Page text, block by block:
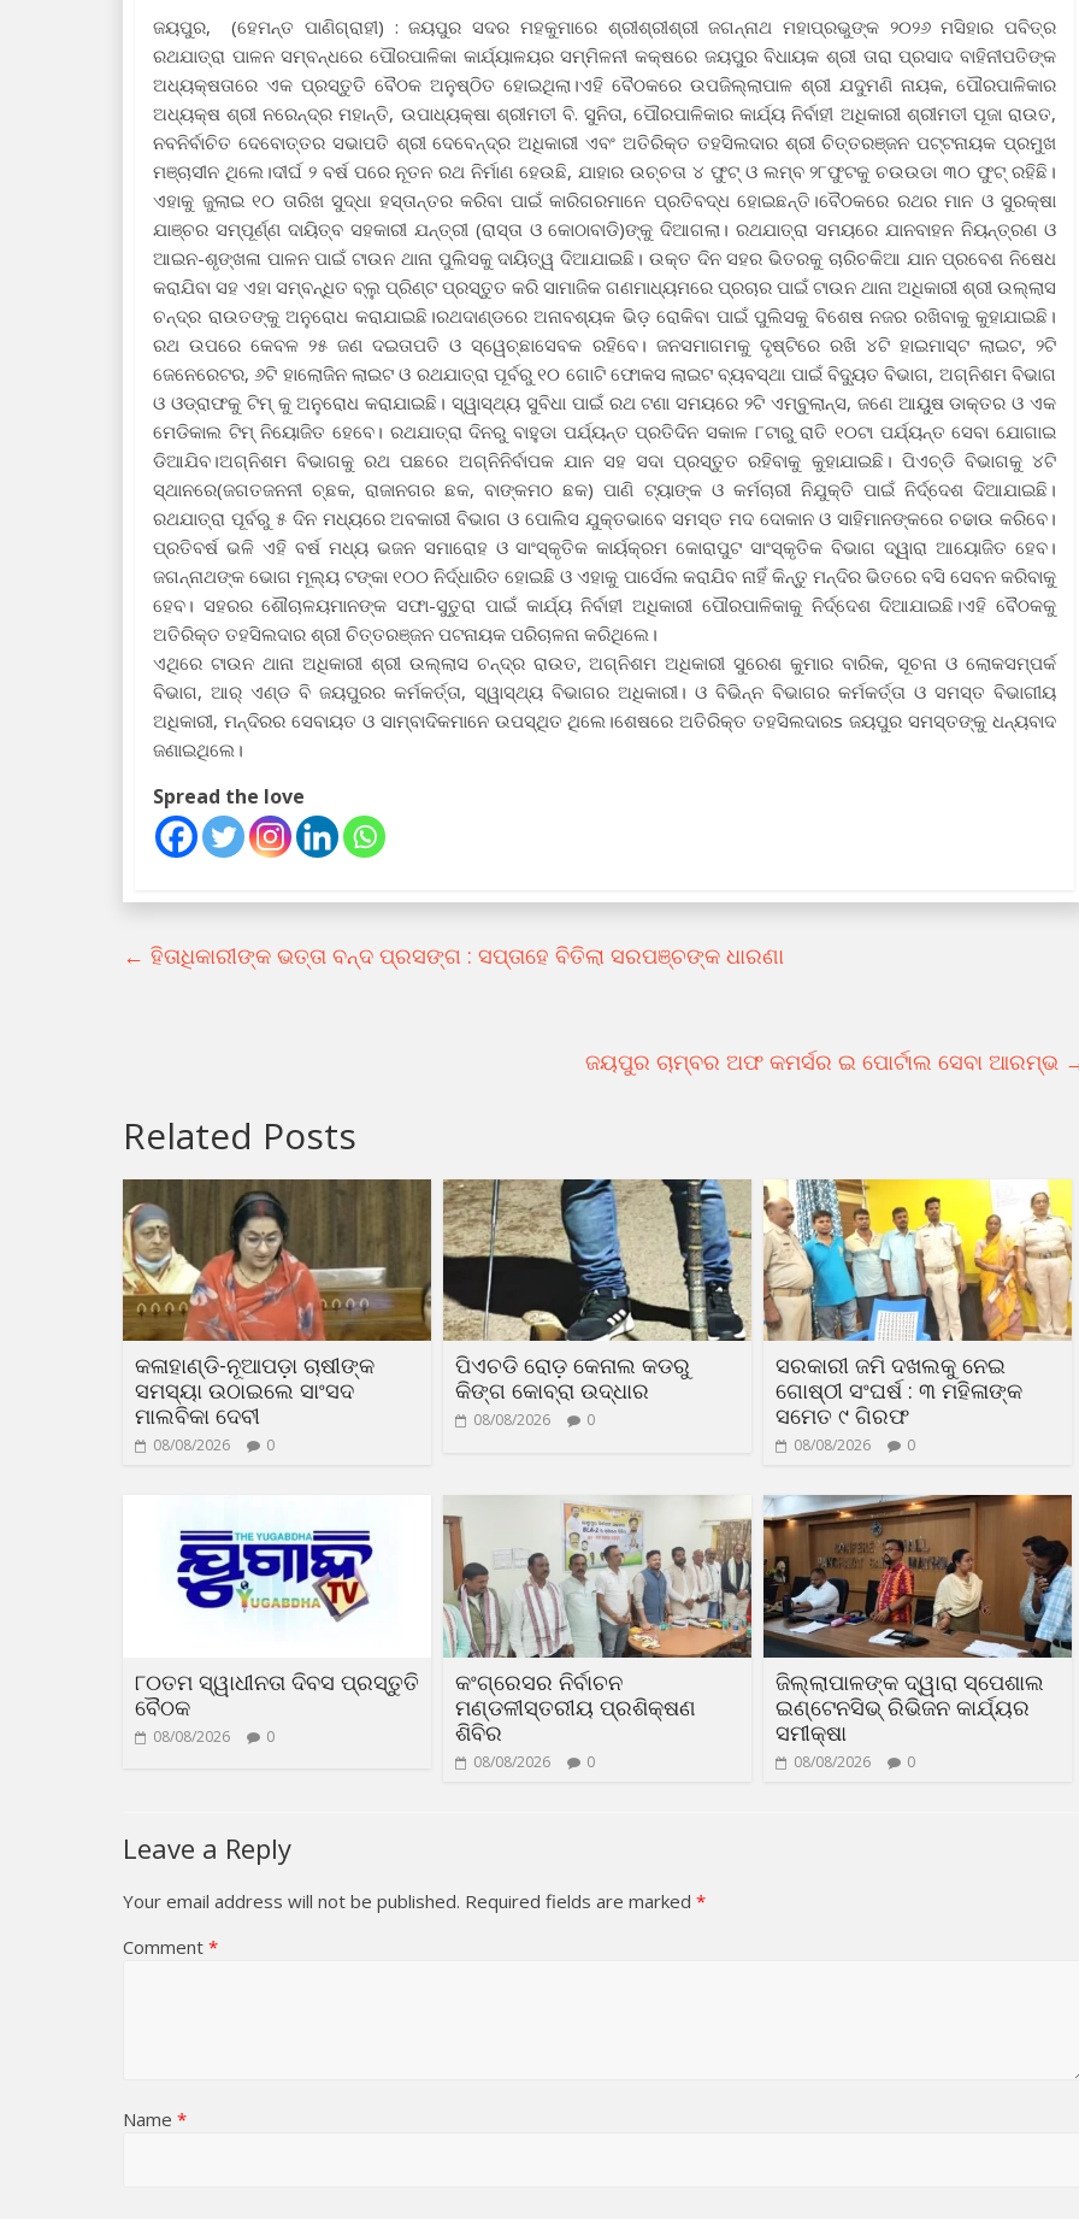
ଜୟପୁର, (ହେମନ୍ତ ପାଣିଗ୍ରାହୀ) : ଜୟପୁର ସଦର ମହକୁମାରେ ଶ୍ରୀଶ୍ରୀଶ୍ରୀ ଜଗନ୍ନାଥ ମହାପ୍ରଭୁଙ୍କ ୨୦୨୬ ମସିହାର ପବିତ୍ର
ରଥଯାତ୍ରା ପାଳନ ସମ୍ବନ୍ଧରେ ପୌରପାଳିକା କାର୍ଯ୍ୟାଳୟର ସମ୍ମିଳନୀ କକ୍ଷରେ ଜୟପୁର ବିଧାୟକ ଶ୍ରୀ ତାରା ପ୍ରସାଦ ବାହିନୀପତିଙ୍କ
ଅଧ୍ୟକ୍ଷତାରେ ଏକ ପ୍ରସ୍ତୁତି ବୈଠକ ଅନୁଷ୍ଠିତ ହୋଇଥିଲା।ଏହି ବୈଠକରେ ଉପଜିଲ୍ଲାପାଳ ଶ୍ରୀ ଯଦୁମଣି ନାୟକ, ପୌରପାଳିକାର
ଅଧ୍ୟକ୍ଷ ଶ୍ରୀ ନରେନ୍ଦ୍ର ମହାନ୍ତି, ଉପାଧ୍ୟକ୍ଷା ଶ୍ରୀମତୀ ବି. ସୁନିତା, ପୌରପାଳିକାର କାର୍ଯ୍ୟ ନିର୍ବାହୀ ଅଧିକାରୀ ଶ୍ରୀମତୀ ପୂଜା ରାଉତ,
ନବନିର୍ବାଚିତ ଦେବୋତ୍ତର ସଭାପତି ଶ୍ରୀ ଦେବେନ୍ଦ୍ର ଅଧିକାରୀ ଏବଂ ଅତିରିକ୍ତ ତହସିଲଦାର ଶ୍ରୀ ଚିତ୍ତରଞ୍ଜନ ପଟ୍ଟନାୟକ ପ୍ରମୁଖ
ମଞ୍ଚାସୀନ ଥିଲେ।ଦୀର୍ଘ ୨ ବର୍ଷ ପରେ ନୂତନ ରଥ ନିର୍ମାଣ ହେଉଛି, ଯାହାର ଉଚ୍ଚତା ୪ ଫୁଟ୍ ଓ ଲମ୍ବ ୨୮ଫୁଟକୁ ଚଉଉଡା ୩୦ ଫୁଟ୍ ରହିଛି।
ଏହାକୁ ଜୁଲାଇ ୧୦ ତାରିଖ ସୁଦ୍ଧା ହସ୍ତାନ୍ତର କରିବା ପାଇଁ କାରିଗରମାନେ ପ୍ରତିବଦ୍ଧ ହୋଇଛନ୍ତି।ବୈଠକରେ ରଥର ମାନ ଓ ସୁରକ୍ଷା
ଯାଞ୍ଚର ସମ୍ପୂର୍ଣ୍ଣ ଦାୟିତ୍ବ ସହକାରୀ ଯନ୍ତ୍ରୀ (ରାସ୍ତା ଓ କୋଠାବାଡି)ଙ୍କୁ ଦିଆଗଲା। ରଥଯାତ୍ରା ସମୟରେ ଯାନବାହନ ନିୟନ୍ତ୍ରଣ ଓ
ଆଇନ-ଶୃଙ୍ଖଳା ପାଳନ ପାଇଁ ଟାଉନ ଥାନା ପୁଲିସକୁ ଦାୟିତ୍ୱ ଦିଆଯାଇଛି। ଉକ୍ତ ଦିନ ସହର ଭିତରକୁ ଚାରିଚକିଆ ଯାନ ପ୍ରବେଶ ନିଷେଧ
କରାଯିବା ସହ ଏହା ସମ୍ବନ୍ଧିତ ବ୍ଲୁ ପ୍ରିଣ୍ଟ ପ୍ରସ୍ତୁତ କରି ସାମାଜିକ ଗଣମାଧ୍ୟମରେ ପ୍ରଚାର ପାଇଁ ଟାଉନ ଥାନା ଅଧିକାରୀ ଶ୍ରୀ ଉଲ୍ଲାସ
ଚନ୍ଦ୍ର ରାଉତଙ୍କୁ ଅନୁରୋଧ କରାଯାଇଛି।ରଥଦାଣ୍ଡରେ ଅନାବଶ୍ୟକ ଭିଡ଼ ରୋକିବା ପାଇଁ ପୁଲିସକୁ ବିଶେଷ ନଜର ରଖିବାକୁ କୁହାଯାଇଛି।
ରଥ ଉପରେ କେବଳ ୨୫ ଜଣ ଦଇତାପତି ଓ ସ୍ୱେଚ୍ଛାସେବକ ରହିବେ। ଜନସମାଗମକୁ ଦୃଷ୍ଟିରେ ରଖି ୪ଟି ହାଇମାସ୍ଟ ଲାଇଟ, ୨ଟି
ଜେନେରେଟର, ୬ଟି ହାଲୋଜିନ ଲାଇଟ ଓ ରଥଯାତ୍ରା ପୂର୍ବରୁ ୧୦ ଗୋଟି ଫୋକସ ଲାଇଟ ବ୍ୟବସ୍ଥା ପାଇଁ ବିଦ୍ୟୁତ ବିଭାଗ, ଅଗ୍ନିଶମ ବିଭାଗ
ଓ ଓଡ୍ରାଫକୁ ଟିମ୍ କୁ ଅନୁରୋଧ କରାଯାଇଛି। ସ୍ୱାସ୍ଥ୍ୟ ସୁବିଧା ପାଇଁ ରଥ ଟଣା ସମୟରେ ୨ଟି ଏମ୍ବୁଲାନ୍ସ, ଜଣେ ଆୟୁଷ ଡାକ୍ତର ଓ ଏକ
ମେଡିକାଲ ଟିମ୍ ନିୟୋଜିତ ହେବେ। ରଥଯାତ୍ରା ଦିନରୁ ବାହୁଡା ପର୍ଯ୍ୟନ୍ତ ପ୍ରତିଦିନ ସକାଳ ୮ଟାରୁ ରାତି ୧୦ଟା ପର୍ଯ୍ୟନ୍ତ ସେବା ଯୋଗାଇ
ଡିଆଯିବ।ଅଗ୍ନିଶମ ବିଭାଗକୁ ରଥ ପଛରେ ଅଗ୍ନିନିର୍ବାପକ ଯାନ ସହ ସଦା ପ୍ରସ୍ତୁତ ରହିବାକୁ କୁହାଯାଇଛି। ପିଏଚ୍‌ଡି ବିଭାଗକୁ ୪ଟି
ସ୍ଥାନରେ(ଜଗତଜନନୀ ଚ୍ଛକ, ରାଜାନଗର ଛକ, ବାଙ୍କମଠ ଛକ) ପାଣି ଟ୍ୟାଙ୍କ ଓ କର୍ମଚାରୀ ନିଯୁକ୍ତି ପାଇଁ ନିର୍ଦ୍ଦେଶ ଦିଆଯାଇଛି।
ରଥଯାତ୍ରା ପୂର୍ବରୁ ୫ ଦିନ ମଧ୍ୟରେ ଅବକାରୀ ବିଭାଗ ଓ ପୋଲିସ ଯୁକ୍ତଭାବେ ସମସ୍ତ ମଦ ଦୋକାନ ଓ ସାହିମାନଙ୍କରେ ଚଢାଉ କରିବେ।
ପ୍ରତିବର୍ଷ ଭଳି ଏହି ବର୍ଷ ମଧ୍ୟ ଭଜନ ସମାରୋହ ଓ ସାଂସ୍କୃତିକ କାର୍ୟକ୍ରମ କୋରାପୁଟ ସାଂସ୍କୃତିକ ବିଭାଗ ଦ୍ୱାରା ଆୟୋଜିତ ହେବ।
ଜଗନ୍ନାଥଙ୍କ ଭୋଗ ମୂଲ୍ୟ ଟଙ୍କା ୧୦୦ ନିର୍ଦ୍ଧାରିତ ହୋଇଛି ଓ ଏହାକୁ ପାର୍ସେଲ କରାଯିବ ନାହିଁ କିନ୍ତୁ ମନ୍ଦିର ଭିତରେ ବସି ସେବନ କରିବାକୁ
ହେବ। ସହରର ଶୌଚାଳୟମାନଙ୍କ ସଫା-ସୁତୁରା ପାଇଁ କାର୍ଯ୍ୟ ନିର୍ବାହୀ ଅଧିକାରୀ ପୌରପାଳିକାକୁ ନିର୍ଦ୍ଦେଶ ଦିଆଯାଇଛି।ଏହି ବୈଠକକୁ
ଅତିରିକ୍ତ ତହସିଲଦାର ଶ୍ରୀ ଚିତ୍ତରଞ୍ଜନ ପଟନାୟକ ପରିଚାଳନା କରିଥିଲେ।
ଏଥିରେ ଟାଉନ ଥାନା ଅଧିକାରୀ ଶ୍ରୀ ଉଲ୍ଲାସ ଚନ୍ଦ୍ର ରାଉତ, ଅଗ୍ନିଶମ ଅଧିକାରୀ ସୁରେଶ କୁମାର ବାରିକ, ସୂଚନା ଓ ଲୋକସମ୍ପର୍କ
ବିଭାଗ, ଆର୍ ଏଣ୍ଡ ବି ଜୟପୁରର କର୍ମକର୍ତ୍ତା, ସ୍ୱାସ୍ଥ୍ୟ ବିଭାଗର ଅଧିକାରୀ। ଓ ବିଭିନ୍ନ ବିଭାଗର କର୍ମକର୍ତ୍ତା ଓ ସମସ୍ତ ବିଭାଗୀୟ
ଅଧିକାରୀ, ମନ୍ଦିରର ସେବାୟତ ଓ ସାମ୍ବାଦିକମାନେ ଉପସ୍ଥିତ ଥିଲେ।ଶେଷରେ ଅତିରିକ୍ତ ତହସିଲଦାରs ଜୟପୁର ସମସ୍ତଙ୍କୁ ଧନ୍ୟବାଦ
ଜଣାଇଥିଲେ।
Spread the love
← ହିତାଧିକାରୀଙ୍କ ଭତ୍ତା ବନ୍ଦ ପ୍ରସଙ୍ଗ : ସପ୍ତାହେ ବିତିଲା ସରପଞ୍ଚଙ୍କ ଧାରଣା
ଜୟପୁର ଚାମ୍ବର ଅଫ କମର୍ସର ଇ ପୋର୍ଟାଲ ସେବା ଆରମ୍ଭ
Related Posts
କଳାହାଣ୍ଡି-ନୂଆପଡ଼ା ଚାଷୀଙ୍କ
ସମସ୍ୟା ଉଠାଇଲେ ସାଂସଦ
ମାଲବିକା ଦେବୀ
08/08/2026 0
ପିଏଚଡି ରୋଡ଼ କେନାଲ କଡରୁ
କିଙ୍ଗ କୋବ୍ରା ଉଦ୍ଧାର
08/08/2026 0
ସରକାରୀ ଜମି ଦଖଲକୁ ନେଇ
ଗୋଷ୍ଠୀ ସଂଘର୍ଷ : ୩ ମହିଳାଙ୍କ
ସମେତ ୯ ଗିରଫ
08/08/2026 0
୮୦ତମ ସ୍ୱାଧୀନତା ଦିବସ ପ୍ରସ୍ତୁତି
ବୈଠକ
08/08/2026 0
କଂଗ୍ରେସର ନିର୍ବାଚନ
ମଣ୍ଡଳୀସ୍ତରୀୟ ପ୍ରଶିକ୍ଷଣ
ଶିବିର
08/08/2026 0
ଜିଲ୍ଲାପାଳଙ୍କ ଦ୍ୱାରା ସ୍ପେଶାଲ
ଇଣ୍ଟେନସିଭ୍ ରିଭିଜନ କାର୍ଯ୍ୟର
ସମୀକ୍ଷା
08/08/2026 0
Leave a Reply
Your email address will not be published. Required fields are marked *
Comment *
Name *